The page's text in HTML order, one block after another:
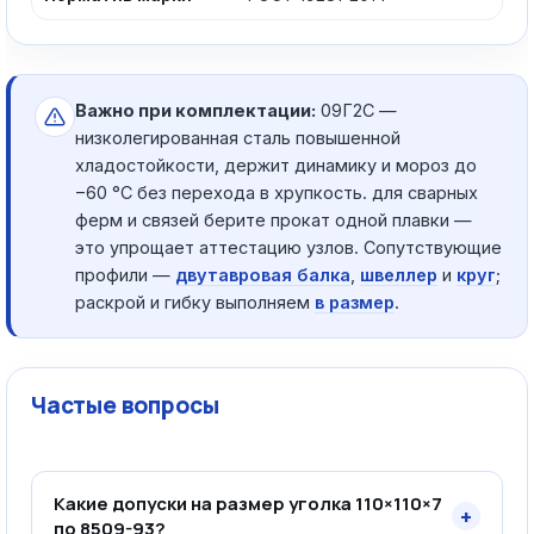
Важно при комплектации: 09Г2С —
низколегированная сталь повышенной
хладостойкости, держит динамику и мороз до
−60 °C без перехода в хрупкость. для сварных
ферм и связей берите прокат одной плавки —
это упрощает аттестацию узлов. Сопутствующие
профили — двутавровая балка швеллер и круг;
раскрой и гибку выполняем в размер.
Частые вопросы
Какие допуски на размер уголка 110×110×7
по 8509-93?
+